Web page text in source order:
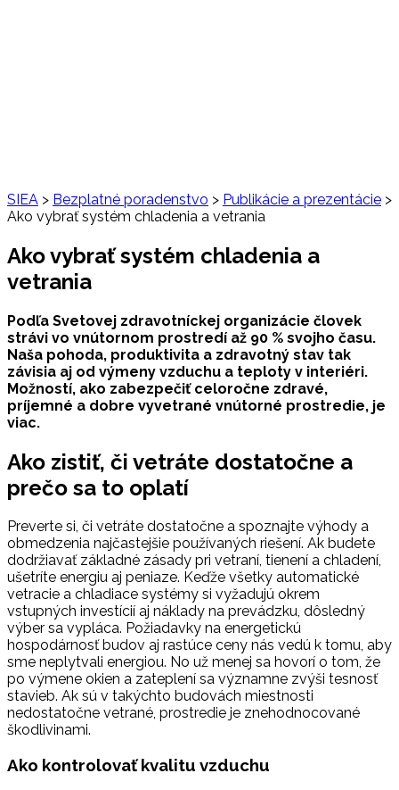
SIEA > Bezplatné poradenstvo > Publikácie a prezentácie >
Ako vybrať systém chladenia a vetrania
Ako vybrať systém chladenia a
vetrania
Podľa Svetovej zdravotníckej organizácie človek
strávi vo vnútornom prostredí až 90 % svojho času.
Naša pohoda, produktivita a zdravotný stav tak
závisia aj od výmeny vzduchu a teploty v interiéri.
Možností, ako zabezpečiť celoročne zdravé,
príjemné a dobre vyvetrané vnútorné prostredie, je
viac.
Ako zistiť, či vetráte dostatočne a
prečo sa to oplatí
Preverte si, či vetráte dostatočne a spoznajte výhody a
obmedzenia najčastejšie používaných riešení. Ak budete
dodržiavať základné zásady pri vetraní, tienení a chladení,
ušetríte energiu aj peniaze. Keďže všetky automatické
vetracie a chladiace systémy si vyžadujú okrem
vstupných investícií aj náklady na prevádzku, dôsledný
výber sa vypláca. Požiadavky na energetickú
hospodárnosť budov aj rastúce ceny nás vedú k tomu, aby
sme neplytvali energiou. No už menej sa hovorí o tom, že
po výmene okien a zateplení sa významne zvýši tesnosť
stavieb. Ak sú v takýchto budovách miestnosti
nedostatočne vetrané, prostredie je znehodnocované
škodlivinami.
Ako kontrolovať kvalitu vzduchu